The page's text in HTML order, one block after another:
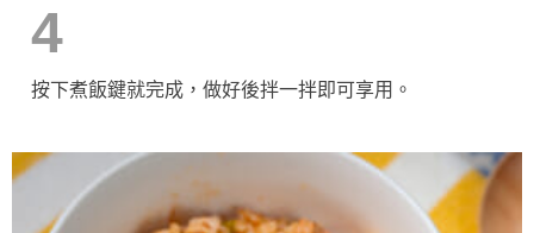
4
按下煮飯鍵就完成，做好後拌一拌即可享用。